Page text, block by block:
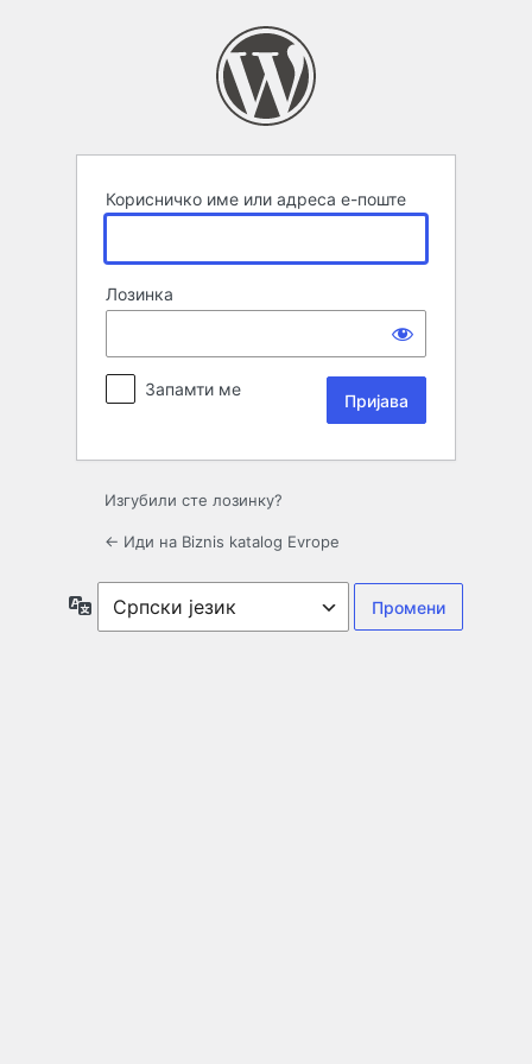
Корисничко име или адреса е-поште
Лозинка
Запамти ме
Изгубили сте лозинку?
← Иди на Biznis katalog Evrope
Језик